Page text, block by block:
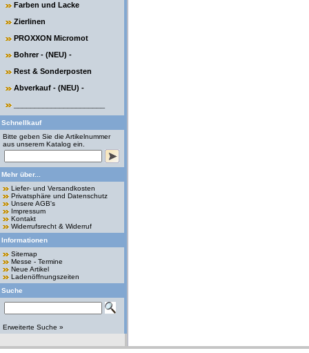
Farben und Lacke
Zierlinen
PROXXON Micromot
Bohrer - (NEU) -
Rest & Sonderposten
Abverkauf - (NEU) -
Schnellkauf
Bitte geben Sie die Artikelnummer
aus unserem Katalog ein.
Mehr über...
Liefer- und Versandkosten
Privatsphäre und Datenschutz
Unsere AGB's
Impressum
Kontakt
Widerrufsrecht & Widerruf
Informationen
Sitemap
Messe - Termine
Neue Artikel
Ladenöffnungszeiten
Suche
Erweiterte Suche »